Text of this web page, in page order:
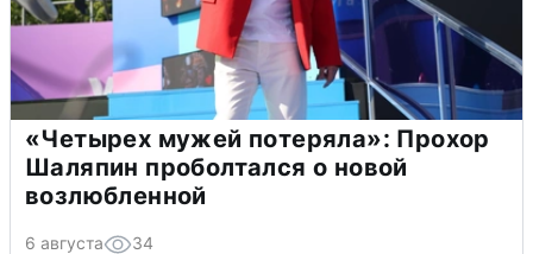
«Четырех мужей потеряла»: Прохор
Шаляпин проболтался о новой
возлюбленной
6 августа 34